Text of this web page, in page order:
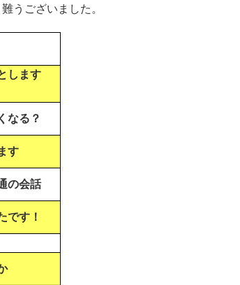
うございました。
します
なる？
す
の会話
です！